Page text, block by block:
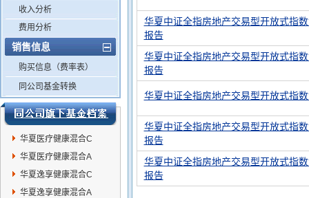
收入分析
费用分析
销售信息
购买信息（费率表）
同公司基金转换
华夏医疗健康混合C
华夏医疗健康混合A
华夏逸享健康混合C
华夏逸享健康混合A
华夏中证全指房地产交易型开放式指
报告
华夏中证全指房地产交易型开放式指
报告
华夏中证全指房地产交易型开放式指
华夏中证全指房地产交易型开放式指
报告
华夏中证全指房地产交易型开放式指
报告